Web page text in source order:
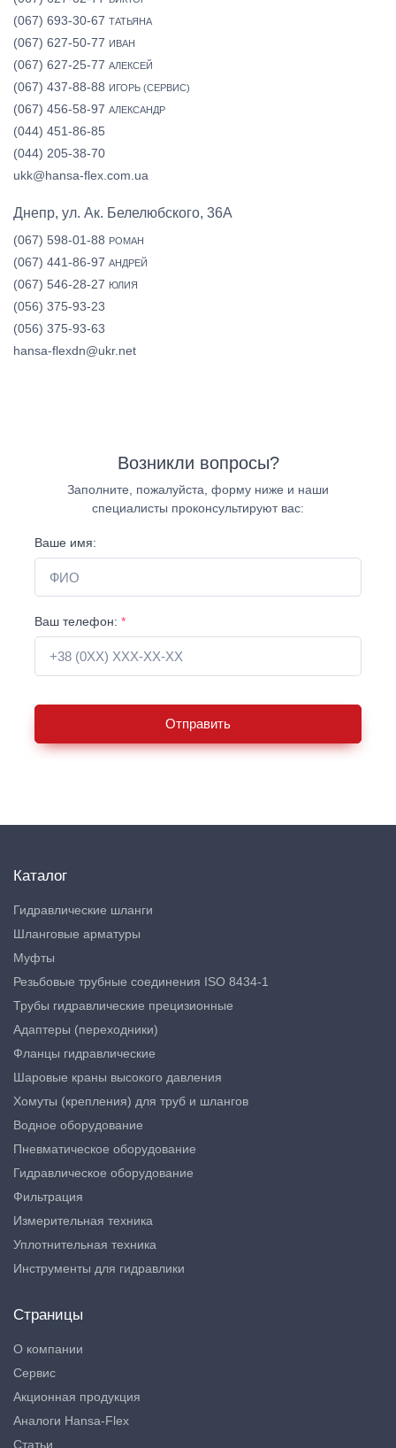
(067) 693-30-67 ТАТЬЯНА
(067) 627-50-77 ИВАН
(067) 627-25-77 АЛЕКСЕЙ
(067) 437-88-88 ИГОРЬ (СЕРВИС)
(067) 456-58-97 АЛЕКСАНДР
(044) 451-86-85
(044) 205-38-70
ukk@hansa-flex.com.ua
Днепр, ул. Ак. Белелюбского, 36А
(067) 598-01-88 РОМАН
(067) 441-86-97 АНДРЕЙ
(067) 546-28-27 ЮЛИЯ
(056) 375-93-23
(056) 375-93-63
hansa-flexdn@ukr.net
Возникли вопросы?
Заполните, пожалуйста, форму ниже и наши
специалисты проконсультируют вас:
Ваше имя:
Ваш телефон: *
Отправить
Каталог
Гидравлические шланги
Шланговые арматуры
Муфты
Резьбовые трубные соединения ISO 8434-1
Трубы гидравлические прецизионные
Адаптеры (переходники)
Фланцы гидравлические
Шаровые краны высокого давления
Хомуты (крепления) для труб и шлангов
Водное оборудование
Пневматическое оборудование
Гидравлическое оборудование
Фильтрация
Измерительная техника
Уплотнительная техника
Инструменты для гидравлики
Страницы
О компании
Сервис
Акционная продукция
Аналоги Hansa-Flex
Статьи